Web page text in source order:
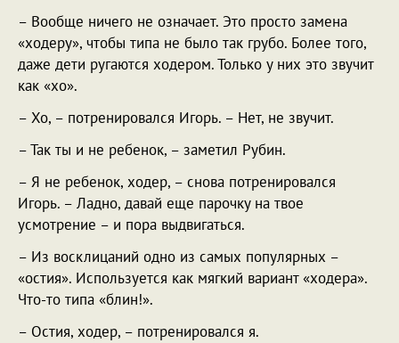
– Вообще ничего не означает. Это просто замена
«ходеру», чтобы типа не было так грубо. Более того,
даже дети ругаются ходером. Только у них это звучит
как «хо».
– Хо, – потренировался Игорь. – Нет, не звучит.
– Так ты и не ребенок, – заметил Рубин.
– Я не ребенок, ходер, – снова потренировался
Игорь. – Ладно, давай еще парочку на твое
усмотрение – и пора выдвигаться.
– Из восклицаний одно из самых популярных –
«остия». Используется как мягкий вариант «ходера».
Что-то типа «блин!».
– Остия, ходер, – потренировался я.